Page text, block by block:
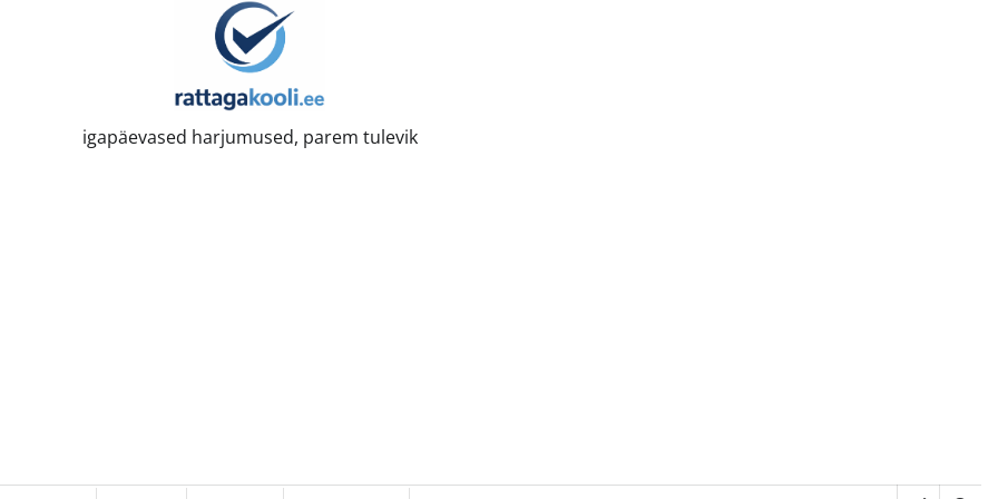
igapäevased harjumused, parem tulevik